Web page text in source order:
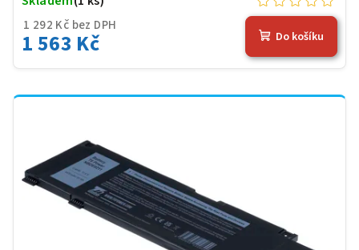
1 292 Kč bez DPH
1 563 Kč Do košíku